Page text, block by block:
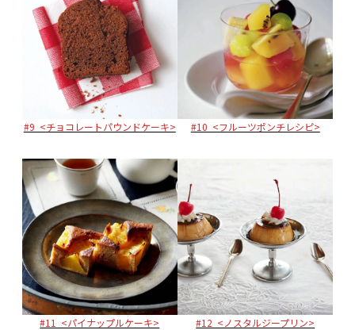
#9 <チョコレートパウンドケーキ> #10 <フルーツポンチレシピ>
#11 <パイナップルケーキ> #12 <ノスタルジープリン>